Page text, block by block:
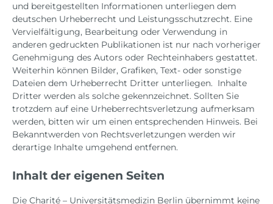
und bereitgestellten Informationen unterliegen dem
deutschen Urheberrecht und Leistungsschutzrecht. Eine
Vervielfältigung, Bearbeitung oder Verwendung in
anderen gedruckten Publikationen ist nur nach vorheriger
Genehmigung des Autors oder Rechteinhabers gestattet.
Weiterhin können Bilder, Grafiken, Text- oder sonstige
Dateien dem Urheberrecht Dritter unterliegen. Inhalte
Dritter werden als solche gekennzeichnet. Sollten Sie
trotzdem auf eine Urheberrechtsverletzung aufmerksam
werden, bitten wir um einen entsprechenden Hinweis. Bei
Bekanntwerden von Rechtsverletzungen werden wir
derartige Inhalte umgehend entfernen.
Inhalt der eigenen Seiten
Die Charité – Universitätsmedizin Berlin übernimmt keine